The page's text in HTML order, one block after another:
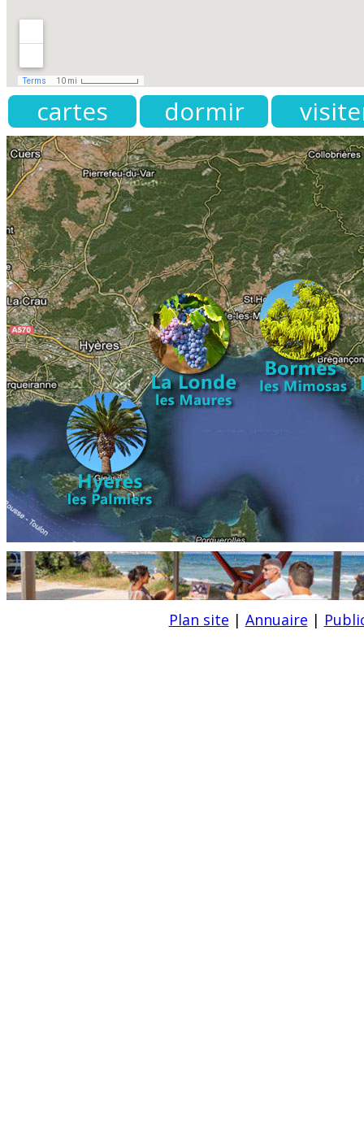
cartes dormir
Plan site | Annuaire |